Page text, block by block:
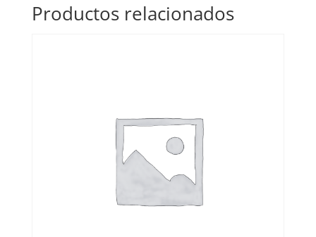
Productos relacionados